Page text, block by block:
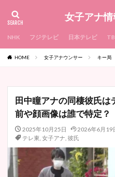
女子アナ
NHK フジテレビ 日本テレビ
HOME 女子アナウンサー キー局
田中瞳アナの同棲彼氏は
前や顔画像は誰で特定？
2025年10月25日 2026年6月19
テレ東, 女子アナ, 彼氏